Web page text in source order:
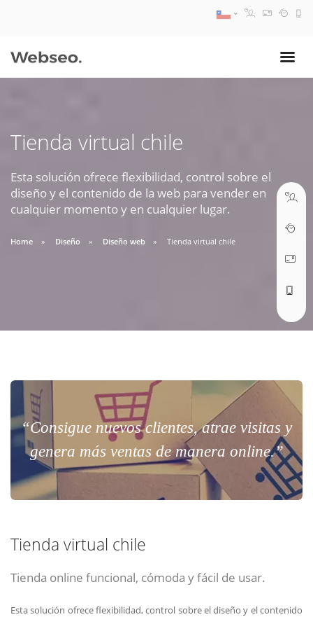
Tienda virtual chile
Esta solución ofrece flexibilidad, control sobre el
diseño y el contenido de la web para vender en
cualquier momento y en cualquier lugar.
Home Diseño Diseño web Tienda virtual chile
“Consigue nuevos clientes, atrae visitas y
genera más ventas de manera online.”
Tienda virtual chile
Tienda online funcional, cómoda y fácil de usar.
Esta solución ofrece flexibilidad, control sobre el diseño y el contenido
09:30 AM A 18:30 PM
soporte@webseo.cl
ABRIR TICKET